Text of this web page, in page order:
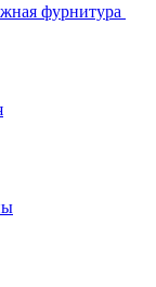
фурнитура